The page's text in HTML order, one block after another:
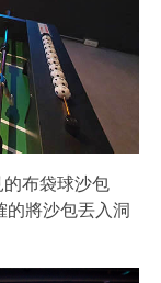
布袋球沙包
的將沙包丟入洞